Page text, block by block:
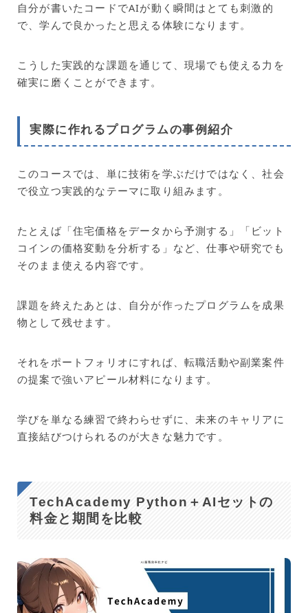
自分が書いたコードでAIが動く瞬間はとても刺激的
で、学んで良かったと思える体験になります。
こうした実践的な課題を通じて、現場でも使える力を
確実に磨くことができます。
実際に作れるプログラムの事例紹介
このコースでは、単に技術を学ぶだけではなく、社会
で役立つ実践的なテーマに取り組みます。
たとえば「住宅価格をデータから予測する」「ビット
コインの価格変動を分析する」など、仕事や研究でも
そのまま使える内容です。
課題を終えたあとは、自分が作ったプログラムを成果
物として残せます。
それをポートフォリオにすれば、転職活動や副業案件
の提案で強いアピール材料になります。
学びを単なる練習で終わらせずに、未来のキャリアに
直接結びつけられるのが大きな魅力です。
TechAcademy Python＋AIセットの
料金と期間を比較